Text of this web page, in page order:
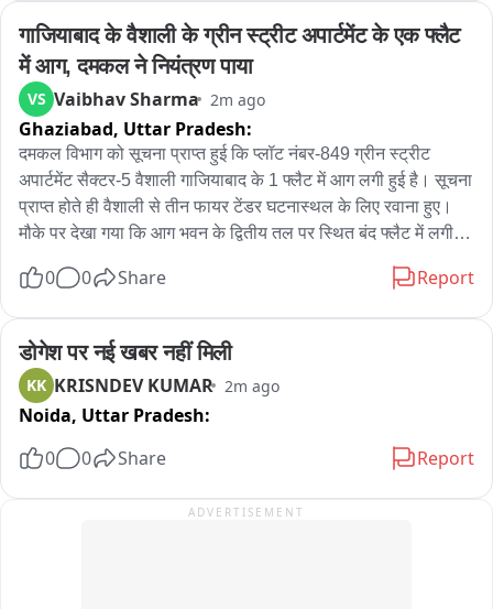
गाजियाबाद के वैशाली के ग्रीन स्ट्रीट अपार्टमेंट के एक फ्लैट
में आग, दमकल ने नियंत्रण पाया
VS Vaibhav Sharma 2m ago
Ghaziabad, Uttar Pradesh:
दमकल विभाग को सूचना प्राप्त हुई कि प्लॉट नंबर-849 ग्रीन स्ट्रीट
अपार्टमेंट सैक्टर-5 वैशाली गाजियाबाद के 1 फ्लैट में आग लगी हुई है। सूचना
प्राप्त होते ही वैशाली से तीन फायर टेंडर घटनास्थल के लिए रवाना हुए।
मौके पर देखा गया कि आग भवन के द्वितीय तल पर स्थित बंद फ्लैट में लगी
के माध्यम से होज लाईन फैलाकर अग्निशमन कार्य शुरू किया। साथ ही भवन
आग की लपटे और धुआ बहुत अधिक था। फायर यूनिट की त्वरित कार्यवाही
से आग को कुछ ही समय में काबू कर अन्य फ्लैटो में पहुचने से पहले ही आग
को पूर्ण रूप से शांत किया गया। इस अग्निकांड में किसी भी प्रकार की
जनहानि नहीं है, फ्लैट मालिक का नाम संजय कुमार है。
0 0 Share Report
डोगेश पर नई खबर नहीं मिली
KK KRISNDEV KUMAR 2m ago
Noida, Uttar Pradesh:
0
0 Share Report
ADVERTISEMENT